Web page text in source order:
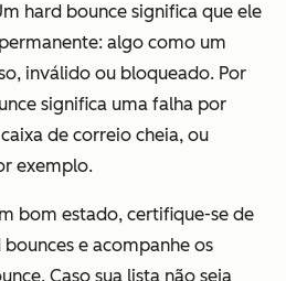
hard bounce significa que ele
algo como um
inválido ou bloqueado. Por
significa uma falha por
de correio cheia, ou
exemplo.
bom estado, certifique-se de
e acompanhe os
Caso sua lista não seja